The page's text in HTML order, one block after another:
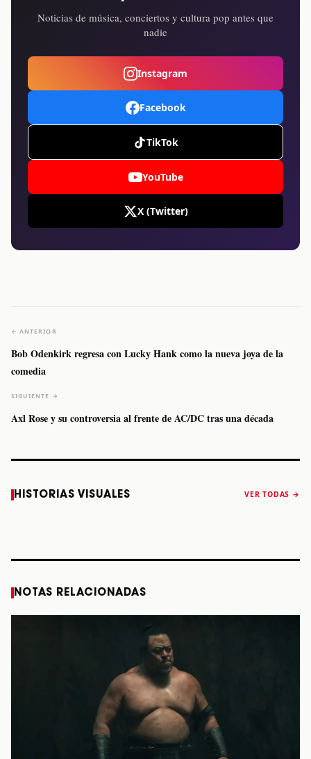
Noticias de música, conciertos y cultura pop antes que
nadie
Instagram
Facebook
TikTok
YouTube
X (Twitter)
← ANTERIOR
Bob Odenkirk regresa con Lucky Hank como la nueva joya de la
comedia
SIGUIENTE →
Axl Rose y su controversia al frente de AC/DC tras una década
HISTORIAS VISUALES VER TODAS →
Caifanes regresa
a Monterrey el
Fallece Felipe
Staiti, guitarrista
anuncia “Reality
NOTAS RELACIONADAS